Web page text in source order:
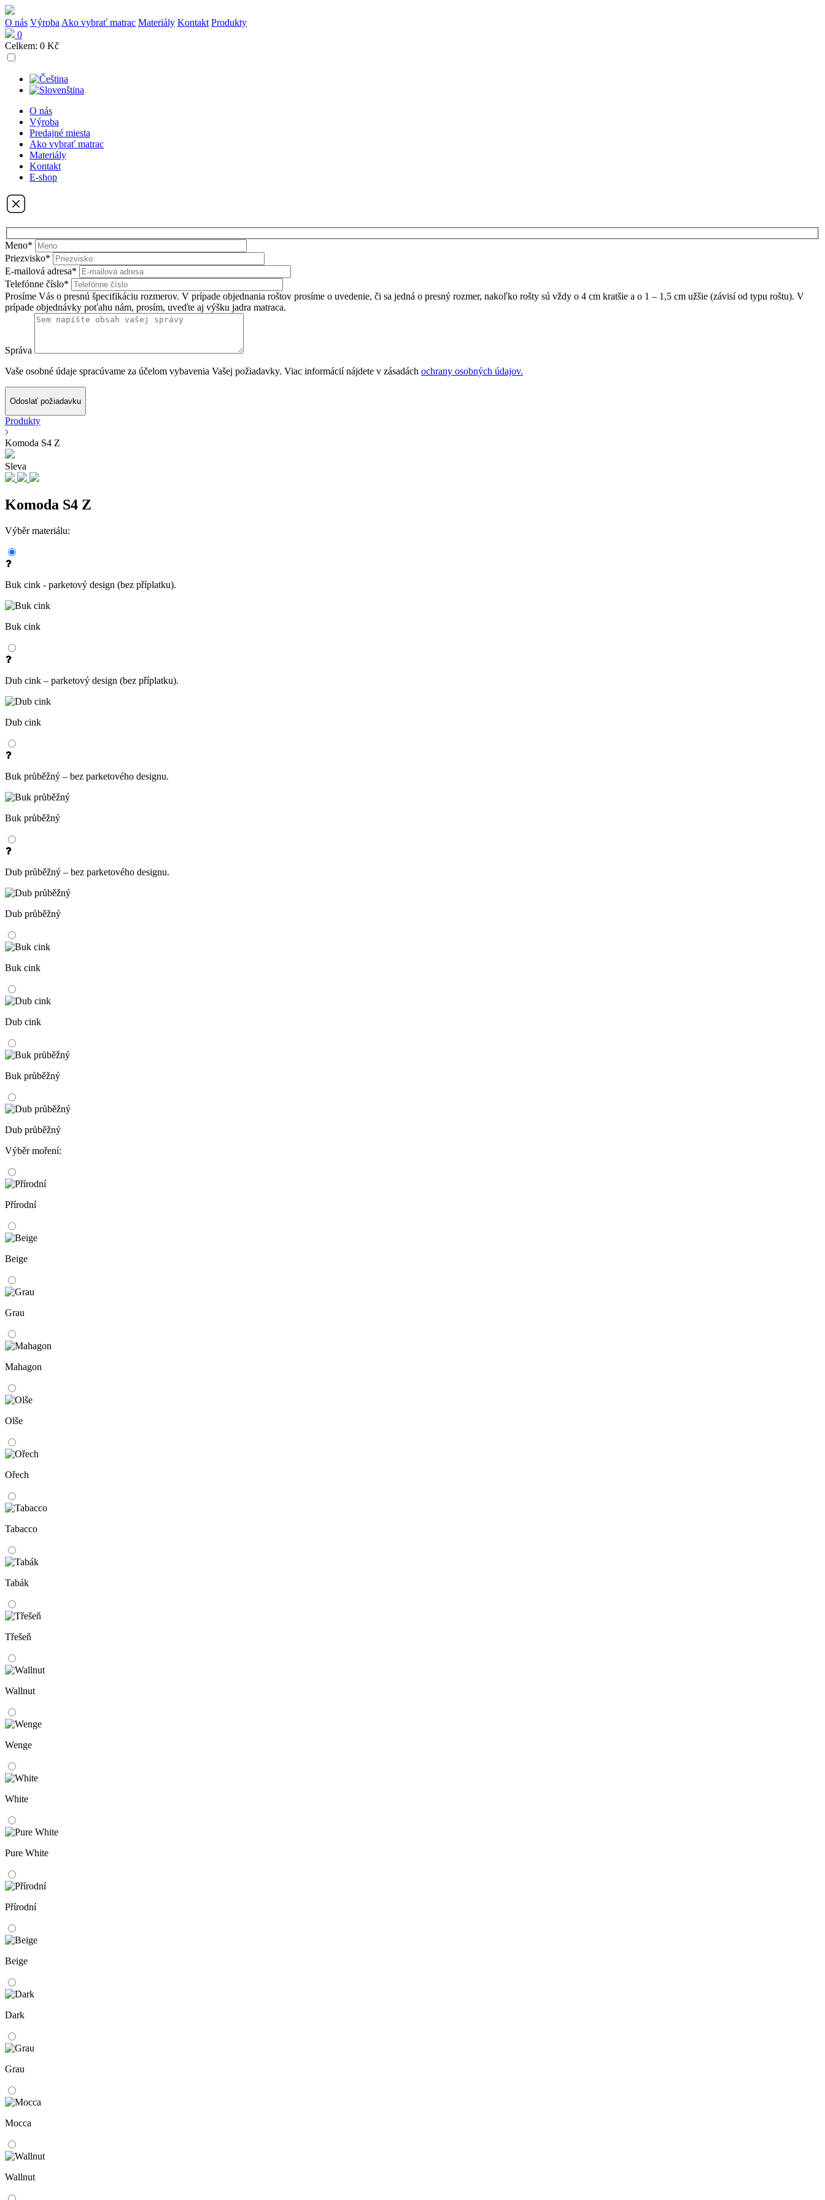
O nás Výroba Ako vybrať matrac Materiály Kontakt Produkty
0
Celkem: 0 Kč
O nás
Výroba
Predajné miesta
Ako vybrať matrac
Materiály
Kontakt
E-shop
Meno*
Priezvisko*
E-mailová adresa*
Telefónne číslo*
Prosíme Vás o presnú špecifikáciu rozmerov. V prípade objednania roštov prosíme o uvedenie, či sa jedná o presný rozmer, nakoľko rošty sú vždy o 4 cm kratšie a o 1 – 1,5 cm užšie (závisí od typu roštu). V
prípade objednávky poťahu nám, prosím, uveďte aj výšku jadra matraca.
Správa
Vaše osobné údaje spracúvame za účelom vybavenia Vašej požiadavky. Viac informácií nájdete v zásadách ochrany osobných údajov.
Odoslať požiadavku
Produkty
Komoda S4 Z
Sleva
Komoda S4 Z
Výběr materiálu:
Buk cink - parketový design (bez příplatku).
Buk cink
Dub cink – parketový design (bez příplatku).
Dub cink
Buk průběžný – bez parketového designu.
Buk průběžný
Dub průběžný – bez parketového designu.
Dub průběžný
Buk cink
Dub cink
Buk průběžný
Dub průběžný
Výběr moření:
Přírodní
Beige
Grau
Mahagon
Olše
Ořech
Tabacco
Tabák
Třešeň
Wallnut
Wenge
White
Pure White
Přírodní
Beige
Dark
Grau
Mocca
Wallnut